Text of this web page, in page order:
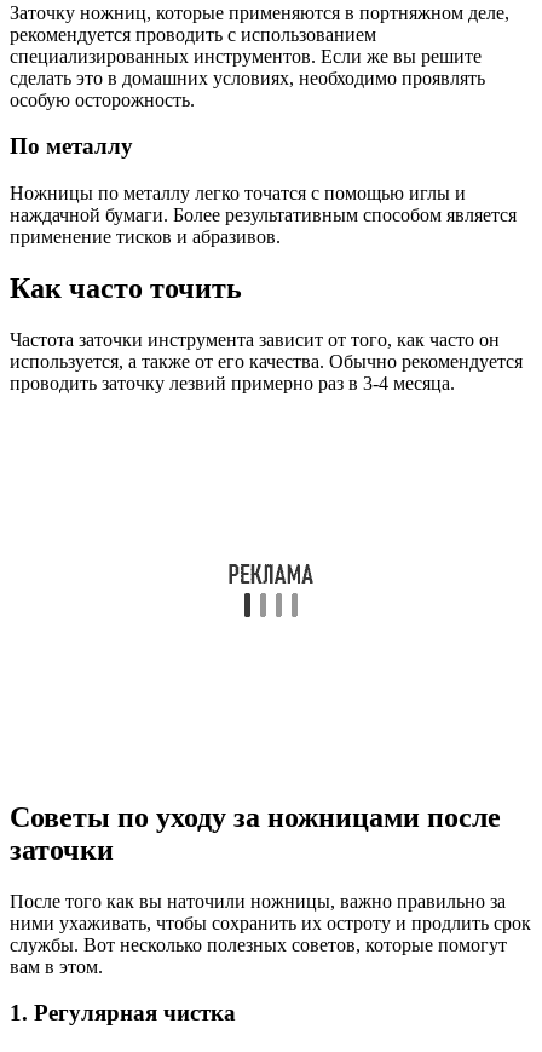
Заточку ножниц, которые применяются в портняжном деле,
рекомендуется проводить с использованием
специализированных инструментов. Если же вы решите
сделать это в домашних условиях, необходимо проявлять
особую осторожность.
По металлу
Ножницы по металлу легко точатся с помощью иглы и
наждачной бумаги. Более результативным способом является
применение тисков и абразивов.
Как часто точить
Частота заточки инструмента зависит от того, как часто он
используется, а также от его качества. Обычно рекомендуется
проводить заточку лезвий примерно раз в 3-4 месяца.
Советы по уходу за ножницами после
заточки
После того как вы наточили ножницы, важно правильно за
ними ухаживать, чтобы сохранить их остроту и продлить срок
службы. Вот несколько полезных советов, которые помогут
вам в этом.
1. Регулярная чистка